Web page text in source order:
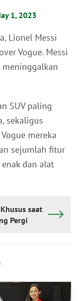
1, 2023
Lionel Messi
Vogue. Messi
SUV paling
sekaligus
mereka
sejumlah fitur
dan alat
saat
Pergi